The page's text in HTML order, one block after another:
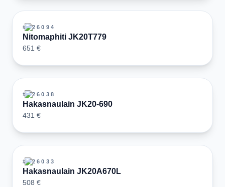
#126094
Nitomaphiti JK20T779
651 €
#126038
Hakasnaulain JK20-690
431 €
#126033
Hakasnaulain JK20A670L
508 €